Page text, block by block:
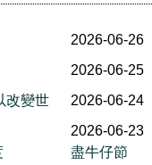
改變世
2026-06-26
2026-06-25
2026-06-24
2026-06-23
盡牛仔節